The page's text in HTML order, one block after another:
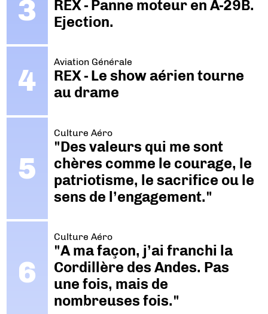
REX - Panne moteur en A-29B.
Ejection.
Aviation Générale
REX - Le show aérien tourne
au drame
Culture Aéro
"Des valeurs qui me sont
chères comme le courage, le
patriotisme, le sacrifice ou le
sens de l’engagement."
Culture Aéro
"A ma façon, j’ai franchi la
Cordillère des Andes. Pas
une fois, mais de
nombreuses fois."